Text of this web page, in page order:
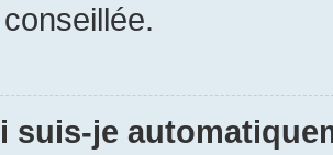
suis-je